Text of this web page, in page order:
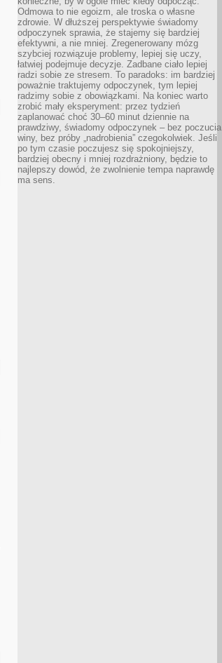
Odmowa to nie egoizm, ale troska o własne
zdrowie. W dłuższej perspektywie świadomy
odpoczynek sprawia, że stajemy się bardziej
efektywni, a nie mniej. Zregenerowany mózg
szybciej rozwiązuje problemy, lepiej się uczy,
łatwiej podejmuje decyzje. Zadbane ciało lepiej
radzi sobie ze stresem. To paradoks: im bardziej
poważnie traktujemy odpoczynek, tym lepiej
radzimy sobie z obowiązkami. Na koniec warto
zrobić mały eksperyment: przez tydzień
zaplanować choć 30–60 minut dziennie na
prawdziwy, świadomy odpoczynek – bez poczucia
winy, bez próby „nadrobienia” czegokolwiek. Jeśli
po tym czasie poczujesz się spokojniejszy,
bardziej obecny i mniej rozdrażniony, będzie to
najlepszy dowód, że zwolnienie tempa naprawdę
ma sens.